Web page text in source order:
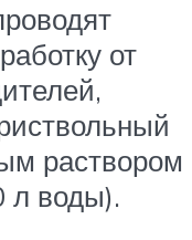
от
раствором
л воды).